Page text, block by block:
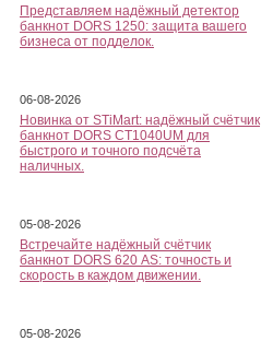
Представляем надёжный детектор
банкнот DORS 1250: защита вашего
бизнеса от подделок.
06-08-2026
Новинка от STiMart: надёжный счётчик
банкнот DORS CT1040UM для
быстрого и точного подсчёта
наличных.
05-08-2026
Встречайте надёжный счётчик
банкнот DORS 620 АS: точность и
скорость в каждом движении.
05-08-2026